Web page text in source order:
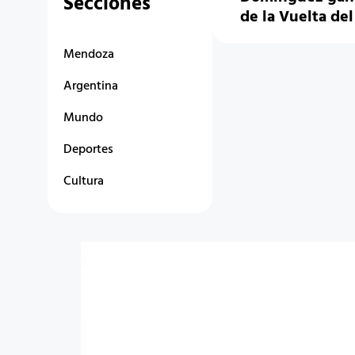
Mendoza
Argentina
Mundo
Deportes
Cultura
de la Vuelta